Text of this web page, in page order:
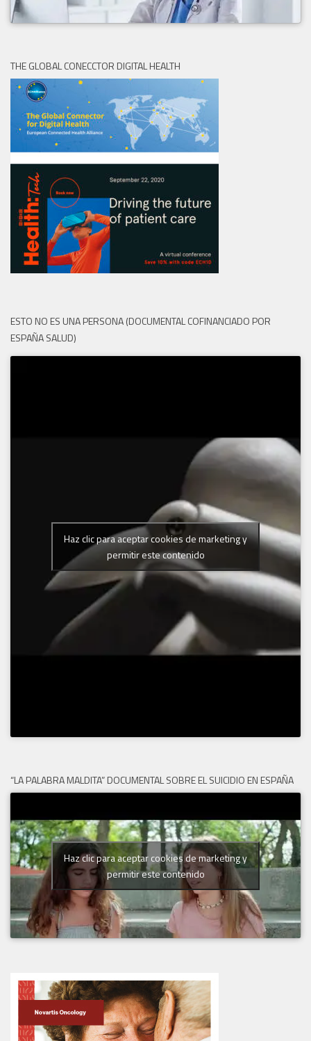
THE GLOBAL CONECCTOR DIGITAL HEALTH
ESTO NO ES UNA PERSONA (DOCUMENTAL COFINANCIADO POR
ESPAÑA SALUD)
Haz clic para aceptar cookies de marketing y
permitir este contenido
“LA PALABRA MALDITA” DOCUMENTAL SOBRE EL SUICIDIO EN ESPAÑA
Haz clic para aceptar cookies de marketing y
permitir este contenido